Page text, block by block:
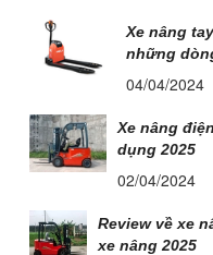
Xe nâng
những
04/04/2024
Xe nâng
dụng 2025
02/04/2024
Review về xe
xe nâng 2025